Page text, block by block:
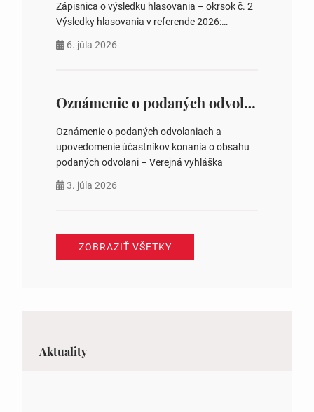
Zápisnica o výsledku hlasovania – okrsok č. 2
Výsledky hlasovania v referende 2026:
na hlasovaní https://www.volbysr.sk/…
6. júla 2026
Oznámenie o podaných odvolaniach a upovedomenie účastníkov konania o obsahu podaných odvolani – Verejná vyhláška
Oznámenie o podaných odvolaniach a
upovedomenie účastníkov konania o obsahu
podaných odvolani – Verejná vyhláška
3. júla 2026
ZOBRAZIŤ VŠETKY
Aktuality